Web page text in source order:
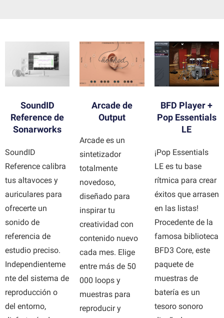
SoundID
Reference de
Sonarworks
SoundID
Reference calibra
tus altavoces y
auriculares para
ofrecerte un
sonido de
referencia de
estudio preciso.
Independienteme
nte del sistema de
reproducción o
del entorno,
Arcade de
Output
Arcade es un
sintetizador
totalmente
novedoso,
diseñado para
inspirar tu
creatividad con
contenido nuevo
cada mes. Elige
entre más de 50
000 loops y
muestras para
reproducir y
BFD Player +
Pop Essentials
LE
¡Pop Essentials
LE es tu base
rítmica para crear
éxitos que arrasen
en las listas!
Procedente de la
famosa biblioteca
BFD3 Core, este
paquete de
muestras de
batería es un
tesoro sonoro